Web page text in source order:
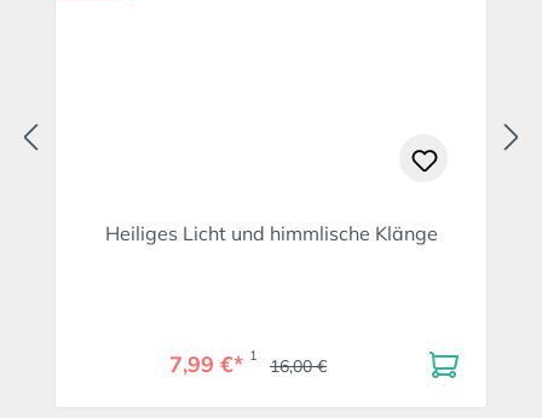
Heiliges Licht und himmlische Klänge
7,99 €* 1 16,00 €